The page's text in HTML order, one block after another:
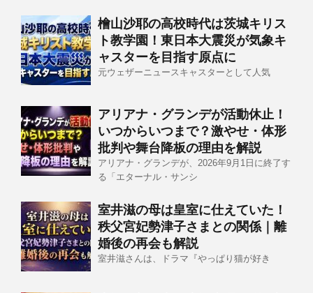
檜山沙耶の高校時代は茨城キリス
ト教学園！東日本大震災が気象キ
ャスターを目指す原点に
元ウェザーニュースキャスターとして人気
アリアナ・グランデが活動休止！
いつからいつまで？激やせ・体形
批判や舞台降板の理由を解説
アリアナ・グランデが、2026年9月1日に終了す
る「エターナル・サンシ
室井滋の母は皇室に仕えていた！
秩父宮妃勢津子さまとの関係｜離
婚後の再会も解説
室井滋さんは、ドラマ『やっぱり猫が好き